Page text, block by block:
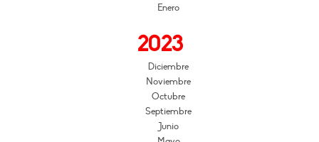
Enero
2023
Diciembre
Noviembre
Octubre
Septiembre
Junio